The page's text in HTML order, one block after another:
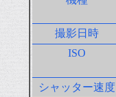
撮影日時
ISO
シャッター速度